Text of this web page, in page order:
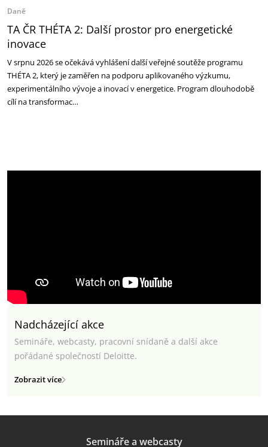
Daně
TA ČR THÉTA 2: Další prostor pro energetické
inovace
V srpnu 2026 se očekává vyhlášení další veřejné soutěže programu
THÉTA 2, který je zaměřen na podporu aplikovaného výzkumu,
experimentálního vývoje a inovací v energetice. Program dlouhodobě
cílí na transformac…
Nadcházející akce
Semináře, webcasty, pracovní snídaně a další akce
pořádané společností Deloitte.
Zobrazit více
Semináře a webcasty